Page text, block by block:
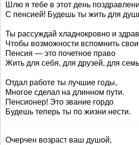
Шлю я тебе в этот день
С пенсией! Будешь ты жить для
Ты рассуждай хладнокровно и
Чтобы возможности вспомнить
Пенсия — это почетное право
Жить для себя, для друзей, для
Отдал работе ты лучшие годы,
Многое сделал на длинном пути.
Пенсионер! Это звание гордо
Будешь теперь ты по жизни нести.
Очерчен возраст ваш душой,